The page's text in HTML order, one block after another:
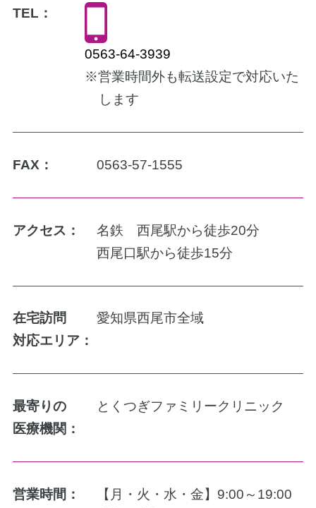
TEL：
0563-64-3939
※営業時間外も転送設定で対応いた
します
FAX： 0563-57-1555
アクセス：
名鉄 西尾駅から徒歩20分
西尾口駅から徒歩15分
在宅訪問
対応エリア：
愛知県西尾市全域
最寄りの
医療機関：
とくつぎファミリークリニック
営業時間：
【月・火・水・金】9:00～19:00